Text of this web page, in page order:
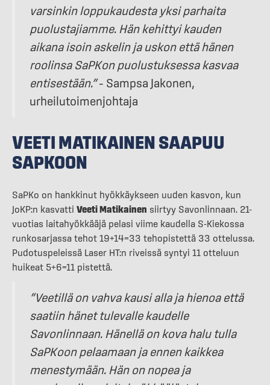
varsinkin loppukaudesta yksi parhaita
puolustajiamme. Hän kehittyi kauden
aikana isoin askelin ja uskon että hänen
roolinsa SaPKon puolustuksessa kasvaa
entisestään.”– Sampsa Jakonen,
urheilutoimenjohtaja
VEETI MATIKAINEN SAAPUU
SAPKOON
SaPKo on hankkinut hyökkäykseen uuden kasvon, kun
JoKP:n kasvatti Veeti Matikainen siirtyy Savonlinnaan. 21-
vuotias laitahyökkääjä pelasi viime kaudella S-Kiekossa
runkosarjassa tehot 19+14=33 tehopistettä 33 ottelussa.
Pudotuspeleissä Laser HT:n riveissä syntyi 11 otteluun
huikeat 5+6=11 pistettä.
”Veetillä on vahva kausi alla ja hienoa että
saatiin hänet tulevalle kaudelle
Savonlinnaan. Hänellä on kova halu tulla
SaPKoon pelaamaan ja ennen kaikkea
menestymään. Hän on nopea ja